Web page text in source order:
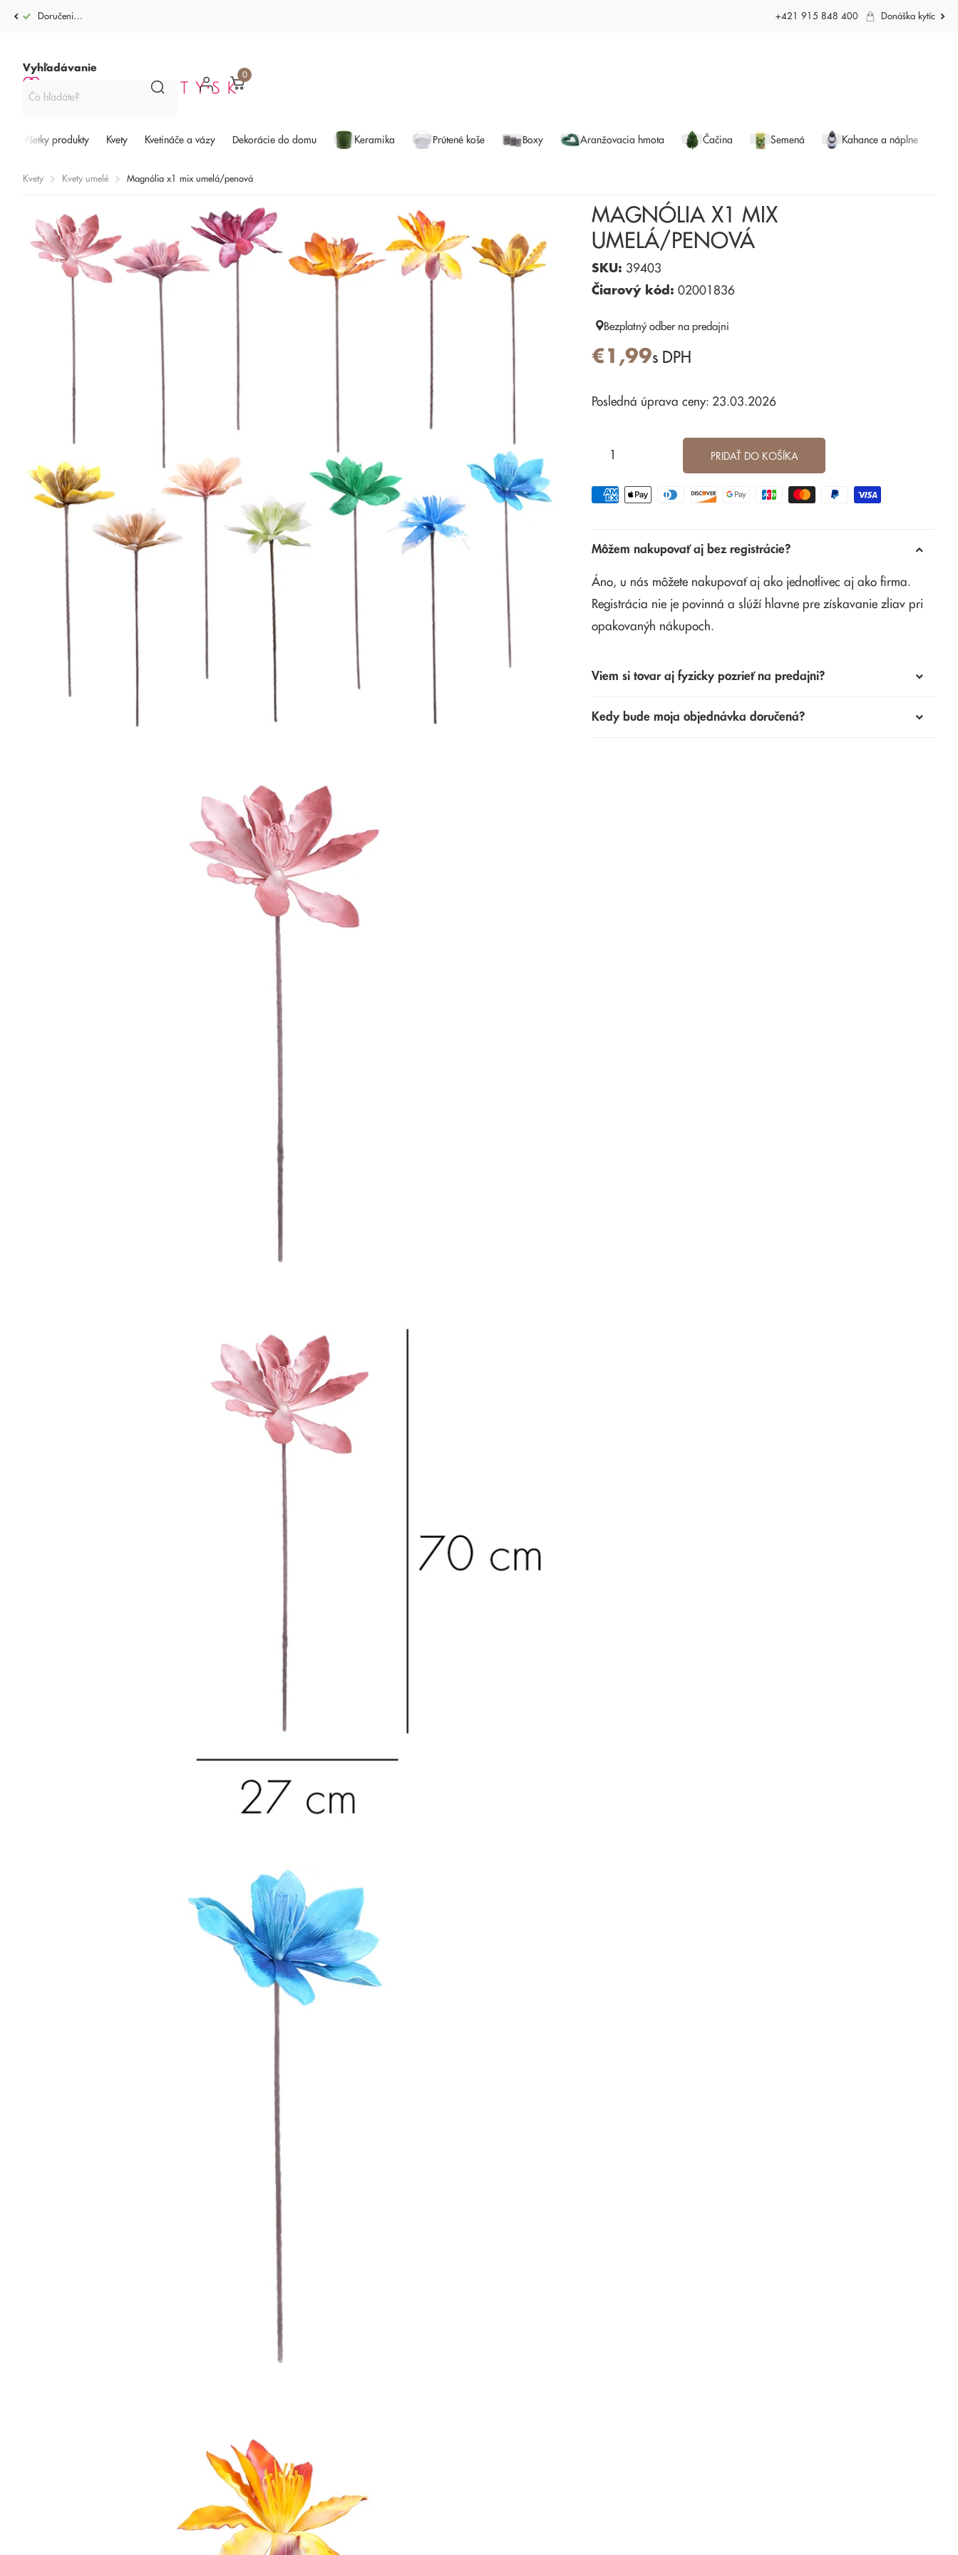
Doručenie po celej SR od 4,99€ +421 915 848 400 Donáška kytíc
Vyhľadávanie
0
Všetky produkty Kvety Kvetináče a vázy Dekorácie do domu Keramika Prútené koše Boxy Aranžovacia hmota Čačina Semená Kahance a náplne
Kvety Kvety umelé Magnólia x1 mix umelá/penová
MAGNÓLIA X1 MIX
UMELÁ/PENOVÁ
SKU: 39403
Čiarový kód: 02001836
Bezplatný odber na predajni
€1,99s DPH
Posledná úprava ceny: 23.03.2026
PRIDAŤ DO KOŠÍKA
Môžem nakupovať aj bez registrácie?
Áno, u nás môžete nakupovať aj ako jednotlivec aj ako firma.
Registrácia nie je povinná a slúží hlavne pre získavanie zliav pri
opakovanýh nákupoch.
Viem si tovar aj fyzicky pozrieť na predajni?
Kedy bude moja objednávka doručená?